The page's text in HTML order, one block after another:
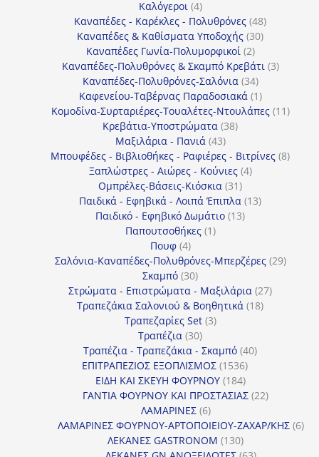
προϊόντα
Καλόγεροι 44
προϊόντα
Καναπέδες - Καρέκλες - Πολυθρόνες 4848
προϊόντα
Καναπέδες & Καθίσματα Υποδοχής 3030
Καναπέδες Γωνία-Πολυμορφικοί 22
προϊόντα
Καναπέδες-Πολυθρόνες & Σκαμπό Κρεβάτι 33
Καναπέδες-Πολυθρόνες-Σαλόνια 3434
προϊόντα
Καφενείου-Ταβέρνας Παραδοσιακά 11
προϊόν
Κομοδίνα-Συρταριέρες-Τουαλέτες-Ντουλάπες 1111
Κρεβάτια-Υποστρώματα 3838
Μαξιλάρια - Πανιά 4343
προϊόντα
Μπουφέδες - Βιβλιοθήκες - Ραφιέρες - Βιτρίνες 88
Ξαπλώστρες - Αιώρες - Κούνιες 44
Ομπρέλες-Βάσεις-Κιόσκια 3131
προϊόντα
Παιδικά - Εφηβικά - Λοιπά Έπιπλα 1313
Παιδικό - Εφηβικό Δωμάτιο 1313
Παπουτσοθήκες 11
Πουφ 44
προϊόντα
Σαλόνια-Καναπέδες-Πολυθρόνες-Μπερζέρες 2929
Σκαμπό 3030
προϊόντα
Στρώματα - Επιστρώματα - Μαξιλάρια 2727
Τραπεζάκια Σαλονιού & Βοηθητικά 1818
Τραπεζαρίες Set 33
Τραπέζια 3030
προϊόντα
Τραπέζια - Τραπεζάκια - Σκαμπό 4040
ΕΠΙΤΡΑΠΕΖΙΟΣ ΕΞΟΠΛΙΣΜΟΣ 15361536
προϊόντα
ΕΙΔΗ ΚΑΙ ΣΚΕΥΗ ΦΟΥΡΝΟΥ 184184
προϊόντα
ΓΑΝΤΙΑ ΦΟΥΡΝΟΥ ΚΑΙ ΠΡΟΣΤΑΣΙΑΣ 2222
ΛΑΜΑΡΙΝΕΣ 66
προϊόντα
ΛΑΜΑΡΙΝΕΣ ΦΟΥΡΝΟΥ-ΑΡΤΟΠΟΙΕΙΟΥ-ΖΑΧΑΡ/ΚΗΣ 66
ΛΕΚΑΝΕΣ GASTRONOM 130130